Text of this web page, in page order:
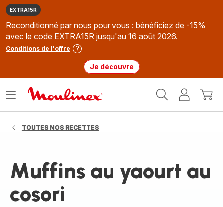
EXTRA15R
Reconditionné par nous pour vous : bénéficiez de -15%
avec le code EXTRA15R jusqu'au 16 août 2026.
Conditions de l'offre
Je découvre
MonMon
Ouvrir
TOUTES NOS RECETTES
Muffins au yaourt au
cosori